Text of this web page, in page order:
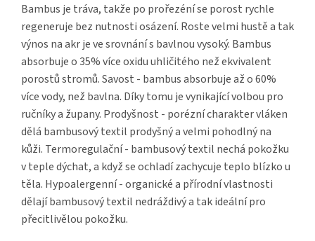
Bambus je tráva, takže po prořezéní se porost rychle
regeneruje bez nutnosti osázení. Roste velmi hustě a tak
výnos na akr je ve srovnání s bavlnou vysoký. Bambus
absorbuje o 35% více oxidu uhličitého než ekvivalent
porostů stromů. Savost - bambus absorbuje až o 60%
více vody, než bavlna. Díky tomu je vynikající volbou pro
ručníky a župany. Prodyšnost - porézní charakter vláken
dělá bambusový textil prodyšný a velmi pohodlný na
kůži. Termoregulační - bambusový textil nechá pokožku
v teple dýchat, a když se ochladí zachycuje teplo blízko u
těla. Hypoalergenní - organické a přírodní vlastnosti
dělají bambusový textil nedráždivý a tak ideální pro
přecitlivělou pokožku.